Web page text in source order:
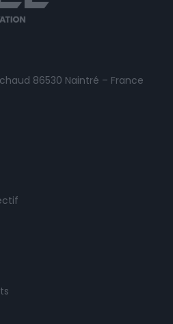
86530 Naintré – France